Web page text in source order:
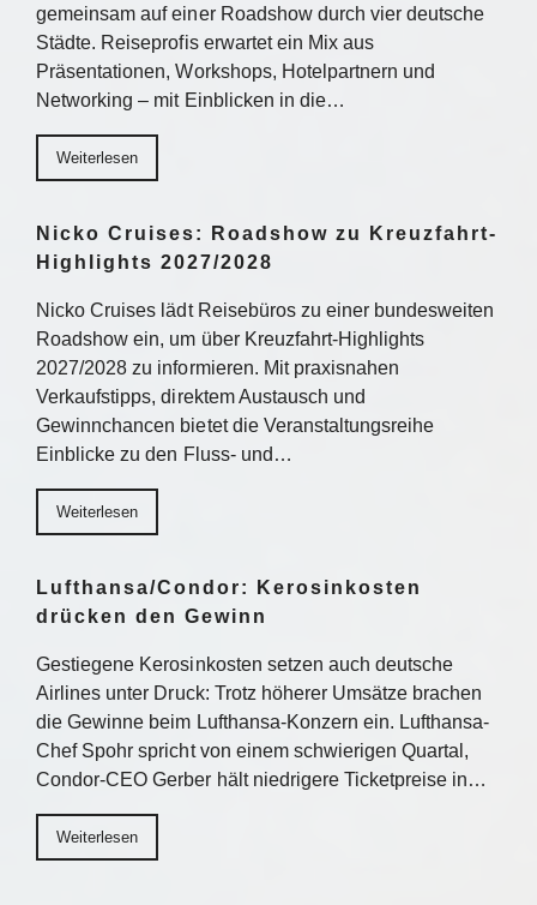
gemeinsam auf einer Roadshow durch vier deutsche
Städte. Reiseprofis erwartet ein Mix aus
Präsentationen, Workshops, Hotelpartnern und
Networking – mit Einblicken in die…
Weiterlesen
Nicko Cruises: Roadshow zu Kreuzfahrt-
Highlights 2027/2028
Nicko Cruises lädt Reisebüros zu einer bundesweiten
Roadshow ein, um über Kreuzfahrt-Highlights
2027/2028 zu informieren. Mit praxisnahen
Verkaufstipps, direktem Austausch und
Gewinnchancen bietet die Veranstaltungsreihe
Einblicke zu den Fluss- und…
Weiterlesen
Lufthansa/Condor: Kerosinkosten
drücken den Gewinn
Gestiegene Kerosinkosten setzen auch deutsche
Airlines unter Druck: Trotz höherer Umsätze brachen
die Gewinne beim Lufthansa-Konzern ein. Lufthansa-
Chef Spohr spricht von einem schwierigen Quartal,
Condor-CEO Gerber hält niedrigere Ticketpreise in…
Weiterlesen